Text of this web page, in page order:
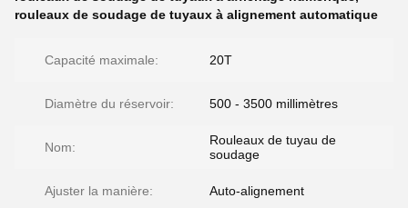
rouleaux de soudage de tuyaux à alignement automatique
Capacité maximale: 20T
Diamètre du réservoir: 500 - 3500 millimètres
Nom:
Rouleaux de tuyau de
soudage
Ajuster la manière: Auto-alignement